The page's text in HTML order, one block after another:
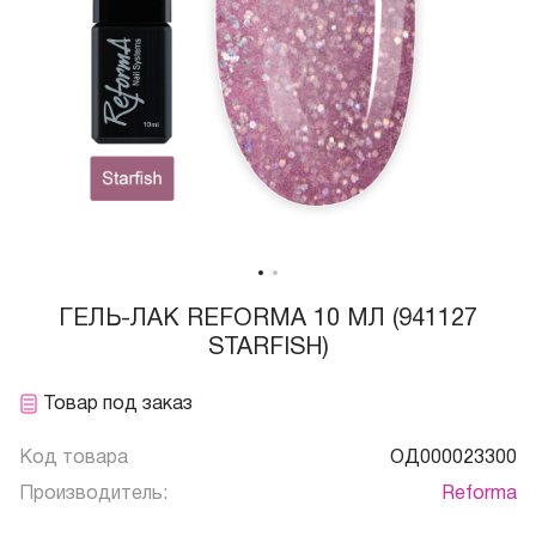
ГЕЛЬ-ЛАК REFORMA 10 МЛ (941127
STARFISH)
Товар под заказ
Код товара ОД000023300
Производитель: Reforma